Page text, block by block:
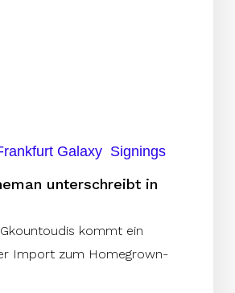
Galaxy Signings
unterschreibt in
kommt ein
Import zum Homegrown-